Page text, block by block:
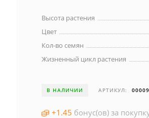
Высота растения
Цвет
Кол-во семян
Жизненный цикл растения
В НАЛИЧИИ АРТИКУЛ:
+1.45 бонус(ов) за